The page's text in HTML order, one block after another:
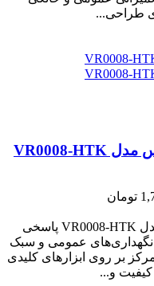
طراحی...
کیت ابزار دستی ویوارکس (Vivarex) مدل VR0008-HTK پاسخی
نگهداری‌های عمومی و سبک
۸ پارچه، با تمرکز بر روی ابزارهای کلیدی
و...